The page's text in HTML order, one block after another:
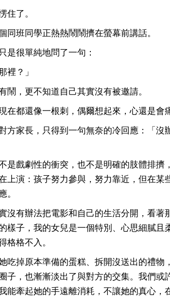
住了。
同班同學正熱熱鬧鬧擠在螢幕前講話。
是很單純地問了一句：
裡？ 」
鬧，更不知道自己其實沒有被邀請。
在都還像一根刺，偶爾想起來，心還是會
方家長，只得到一句無奈的冷回應：「 沒
是戲劇性的衝突，也不是明確的肢體排擠
上演：孩子努力參與，努力靠近，但在某
。
沒有辦法把電影和自己的生活分開， 看著
樣子， 我的女兒是一個特別、心思細膩且
格格不入。
吃掉原本準備的蛋糕、拆開沒送出的禮物
子，也漸漸淡出了與對方的交集。我們或
能牽起她的手遠離消耗，不讓她的真心，